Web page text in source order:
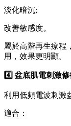
淡化暗沉;
改善敏感度。
屬於高階再生療程
用，效果更明顯。
4️⃣ 盆底肌電刺激修
利用低頻電波刺激
適合：